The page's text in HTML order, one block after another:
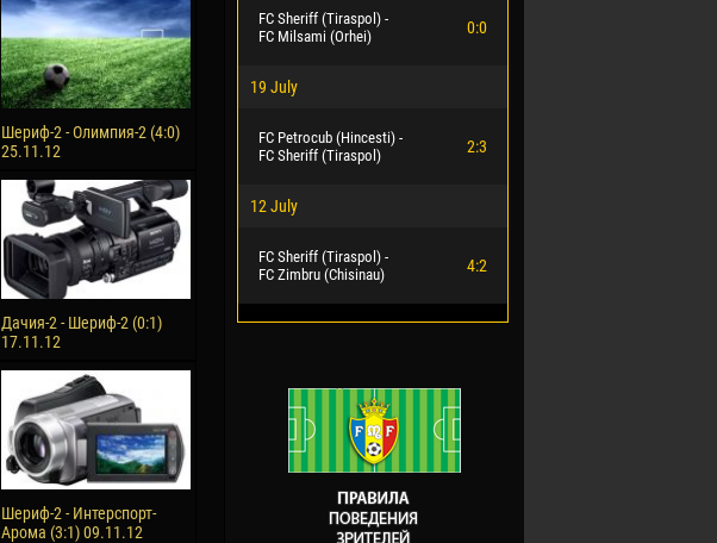
Шериф-2 - Олимпия-2 (4:0)
25.11.12
Дачия-2 - Шериф-2 (0:1)
17.11.12
Шериф-2 - Интерспорт-
Арома (3:1) 09.11.12
FC Sheriff (Tiraspol) -
FC Milsami (Orhei)
0:0
19 July
FC Petrocub (Hincesti) -
FC Sheriff (Tiraspol)
2:3
12 July
FC Sheriff (Tiraspol) -
FC Zimbru (Chisinau)
4:2